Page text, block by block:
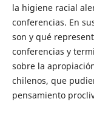
la higiene racial
conferencias. En
son y qué
conferencias y
sobre la
chilenos, que
pensamiento